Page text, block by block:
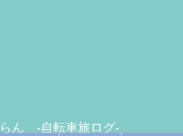
ん -自転車旅ログ-